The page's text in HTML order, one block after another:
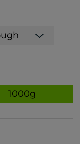
1000g